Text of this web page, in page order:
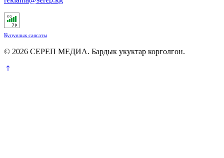
Купуялык саясаты
© 2026 СЕРЕП МЕДИА. Бардык укуктар корголгон.